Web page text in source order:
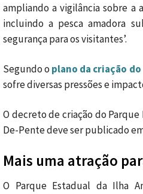
ampliando a vigilância sobre a
incluindo a pesca amadora
segurança para os visitantes’.
Segundo o plano da criação
sofre diversas pressões e
O decreto de criação do
De-Pente deve ser publicado
Mais uma atração
O Parque Estadual da Ilha